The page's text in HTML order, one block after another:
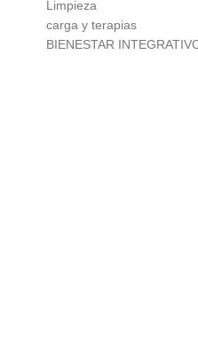
Limpieza
carga y terapias
BIENESTAR